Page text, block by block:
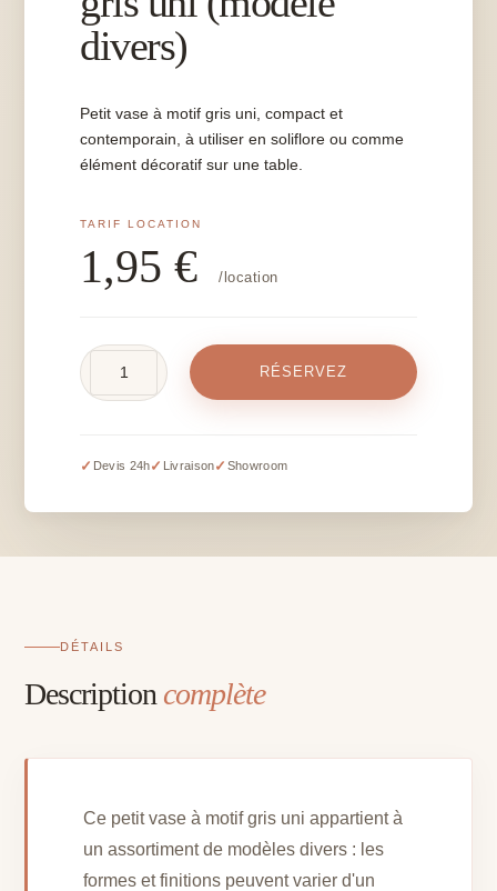
divers)
Petit vase à motif gris uni, compact et
contemporain, à utiliser en soliflore ou comme
élément décoratif sur une table.
1,95€ /location
à
gris
RÉSERVEZ
✓ Devis 24h✓ Livraison✓ Showroom
DÉTAILS
Description complète
Ce petit vase à motif gris uni appartient à
un assortiment de modèles divers : les
formes et finitions peuvent varier d'un